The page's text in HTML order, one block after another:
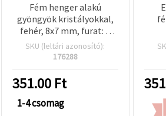
Fém henger alakú
gyöngyök kristályokkal,
fehér, 8x7 mm, furat: 5
mm, DIY
ékszerkészítéshez, 5 db
SKU (leltári azonosító):
176288
351.00 Ft
1-4 csomag